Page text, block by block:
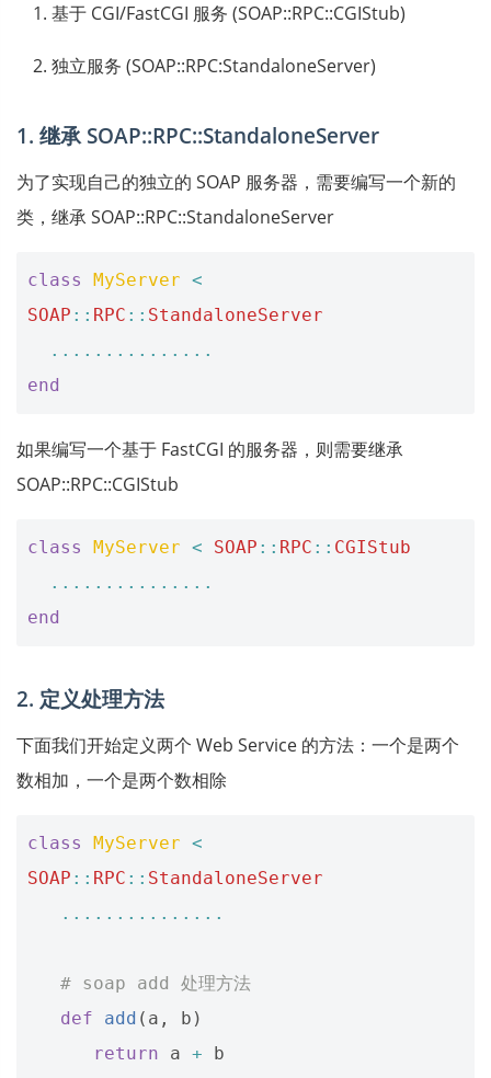
基于 CGI/FastCGI 服务 (SOAP::RPC::CGIStub)
独立服务 (SOAP::RPC:StandaloneServer)
1. 继承 SOAP::RPC::StandaloneServer
为了实现自己的独立的 SOAP 服务器，需要编写一个新的
类，继承 SOAP::RPC::StandaloneServer
class MyServer <
SOAP :: RPC :: StandaloneServer
...............
end
如果编写一个基于 FastCGI 的服务器，则需要继承
SOAP::RPC::CGIStub
class MyServer < SOAP :: RPC :: CGIStub
...............
end
2. 定义处理方法
下面我们开始定义两个 Web Service 的方法：一个是两个
数相加，一个是两个数相除
class MyServer <
SOAP :: RPC :: StandaloneServer
...............
# soap add 处理方法
def
add ( a , b )
return
a +
b